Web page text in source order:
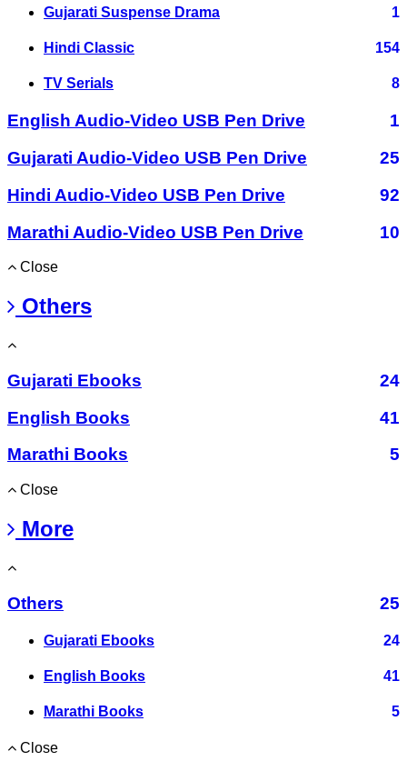
Gujarati Suspense Drama 1
Hindi Classic 154
TV Serials 8
English Audio-Video USB Pen Drive
1
Gujarati Audio-Video USB Pen Drive
25
Hindi Audio-Video USB Pen Drive
92
Marathi Audio-Video USB Pen Drive
10
Close
Others
Gujarati Ebooks
24
English Books
41
Marathi Books
5
Close
More
Others 25
Gujarati Ebooks 24
English Books 41
Marathi Books 5
Close